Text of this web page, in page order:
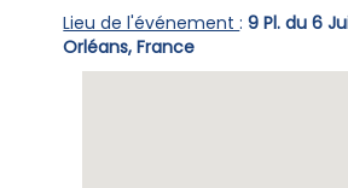
Lieu de l'événement:9 Pl. du 6
Orléans, France